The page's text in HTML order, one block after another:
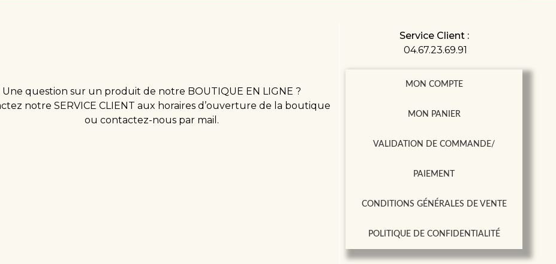
Une question sur un produit de notre BOUTIQUE EN LIGNE ?
notre SERVICE CLIENT aux horaires d’ouverture de la boutique
ou contactez-nous par mail.
Service Client :
04.67.23.69.91
MON COMPTE
MON PANIER
VALIDATION DE COMMANDE/
PAIEMENT
CONDITIONS GÉNÉRALES DE VENTE
POLITIQUE DE CONFIDENTIALITÉ